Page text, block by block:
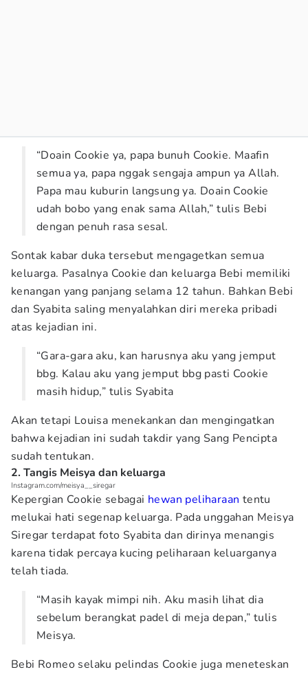
“Doain Cookie ya, papa bunuh Cookie. Maafin
semua ya, papa nggak sengaja ampun ya Allah.
Papa mau kuburin langsung ya. Doain Cookie
udah bobo yang enak sama Allah,” tulis Bebi
dengan penuh rasa sesal.
Sontak kabar duka tersebut mengagetkan semua
keluarga. Pasalnya Cookie dan keluarga Bebi memiliki
kenangan yang panjang selama 12 tahun. Bahkan Bebi
dan Syabita saling menyalahkan diri mereka pribadi
atas kejadian ini.
“Gara-gara aku, kan harusnya aku yang jemput
bbg. Kalau aku yang jemput bbg pasti Cookie
masih hidup,” tulis Syabita
Akan tetapi Louisa menekankan dan mengingatkan
bahwa kejadian ini sudah takdir yang Sang Pencipta
sudah tentukan.
2. Tangis Meisya dan keluarga
Instagram.com/meisya__siregar
Kepergian Cookie sebagai hewan peliharaan tentu
melukai hati segenap keluarga. Pada unggahan Meisya
Siregar terdapat foto Syabita dan dirinya menangis
karena tidak percaya kucing peliharaan keluarganya
telah tiada.
“Masih kayak mimpi nih. Aku masih lihat dia
sebelum berangkat padel di meja depan,” tulis
Meisya.
Bebi Romeo selaku pelindas Cookie juga meneteskan